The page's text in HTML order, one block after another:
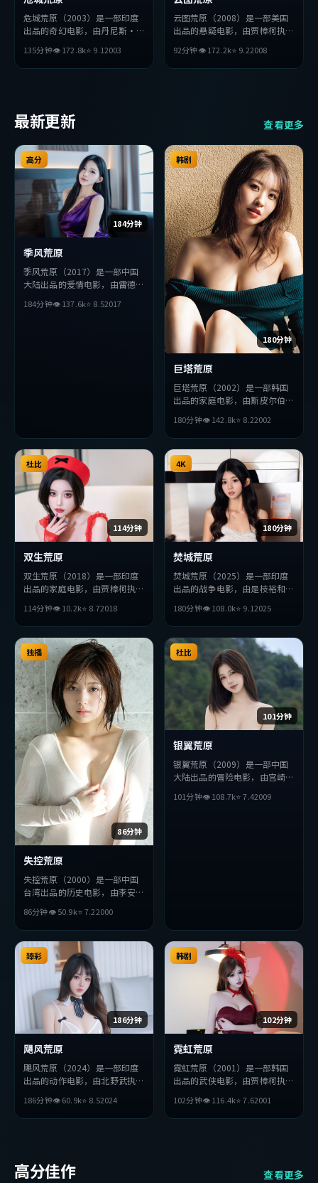
危城荒原（2003）是一部印度
出品的奇幻电影，由丹尼斯·
·查拉梅、赞达亚等主演。影
片在叙事与视听上力求突破，探
135分钟👁172.8k⭐ 9.12003
云图荒原（2008）是一部美国
出品的悬疑电影，由贾樟柯执
伟、李秉宪等主演。影片在叙事
与视听上力求突破，探讨人性与
92分钟👁172.2k⭐ 9.22008
最新更新 查看更多
184分钟
高分
季风荒原
季风荒原（2017）是一部中国
大陆出品的爱情电影，由雷德利
哉、黄政民等主演。影片在叙事
184分钟👁137.6k⭐ 8.52017
180分钟
韩剧
巨塔荒原
巨塔荒原（2002）是一部韩国
出品的家庭电影，由斯皮尔伯格
等主演。影片在叙事与视听上力
求突破，探讨人性与抉择，节奏
张弛有度，适合喜欢该类型的观
众完整观看。
180分钟👁142.8k⭐ 8.22002
114分钟
杜比
双生荒原
双生荒原（2018）是一部印度
出品的家庭电影，由贾樟柯执
·珀等主演。影片在叙事与视
听上力求突破，探讨人性与抉
择，节奏张弛有度，适合喜欢该
类型的观众完整观看。
114分钟👁10.2k⭐ 8.72018
180分钟
4K
焚城荒原
焚城荒原（2025）是一部印度
出品的战争电影，由是枝裕和执
演。影片在叙事与视听上力求突
破，探讨人性与抉择，节奏张弛
有度，适合喜欢该类型的观众完
整观看。
180分钟👁108.0k⭐ 9.12025
86分钟
独播
失控荒原
失控荒原（2000）是一部中国
台湾出品的历史电影，由李安执
主演。影片在叙事与视听上力求
突破，探讨人性与抉择，节奏张
弛有度，适合喜欢该类型的观众
完整观看。
86分钟👁50.9k⭐7.22000
101分钟
杜比
银翼荒原
银翼荒原（2009）是一部中国
大陆出品的冒险电影，由宫崎骏
民等主演。影片在叙事与视听上
101分钟👁108.7k⭐7.42009
186分钟
臻彩
飓风荒原
飓风荒原（2024）是一部印度
出品的动作电影，由北野武执
影片在叙事与视听上力求突破，
探讨人性与抉择，节奏张弛有
186分钟👁60.9k⭐ 8.52024
102分钟
韩剧
霓虹荒原
霓虹荒原（2001）是一部韩国
出品的武侠电影，由贾樟柯执
演。影片在叙事与视听上力求突
破，探讨人性与抉择，节奏张弛
102分钟👁116.4k⭐7.62001
高分佳作 查看更多